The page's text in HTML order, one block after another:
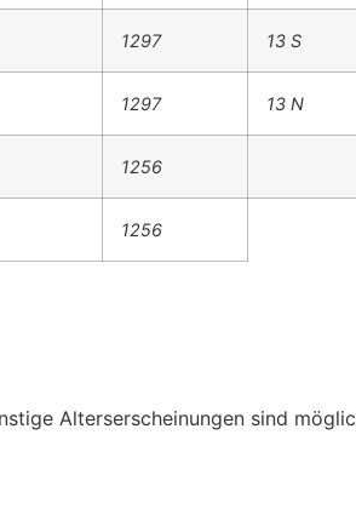
1297 13 S
1297 13 N
1256
1256
Alterserscheinungen sind